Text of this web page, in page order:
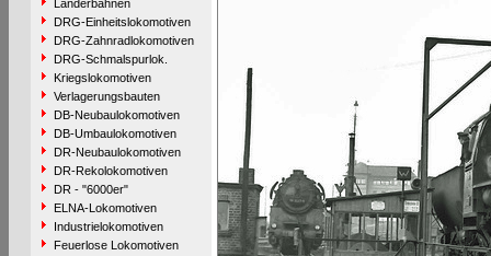
Länderbahnen
DRG-Einheitslokomotiven
DRG-Zahnradlokomotiven
DRG-Schmalspurlok.
Kriegslokomotiven
Verlagerungsbauten
DB-Neubaulokomotiven
DB-Umbaulokomotiven
DR-Neubaulokomotiven
DR-Rekolokomotiven
DR - "6000er"
ELNA-Lokomotiven
Industrielokomotiven
Feuerlose Lokomotiven